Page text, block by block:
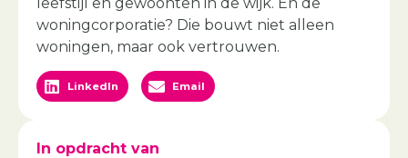
woningcorporatie? Die bouwt niet alleen
woningen, maar ook vertrouwen.
LinkedIn Email
In opdracht van